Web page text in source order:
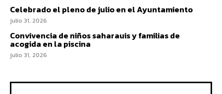
Celebrado el pleno de julio en el Ayuntamiento
julio 31, 2026
Convivencia de niños saharauis y familias de
acogida en la piscina
julio 31, 2026